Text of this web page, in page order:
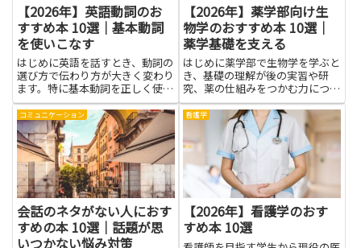
【2026年】英語動詞のお
すすめ本 10選｜基本動詞
を使いこなす
はじめに英語を話すとき、動詞の
選び方で伝わり方が大きく変わり
ます。特に基本動詞を正しく使い
こなす力は、会話の土台になりま
す。この記事では、英語動詞の理
解を深め、日常の場面で役立つコ
ツをやさしく紹介します。まずは
身近な場面を想定して、動詞の
意...
【2026年】薬学部向け生
物学のおすすめ本 10選｜
薬学基礎を支える
はじめに薬学部で生物学を学ぶと
き、基礎の理解が後の実習や研
究、薬の仕組みをつかむ力につな
がります。ここで紹介する本は、
薬学部向け生物学の学習を支える
ために、難しくなりがちな分野を
やさしく読み解く入り口をそろえ
ています。生物の基本となる細胞
の...
コミュニケーション
会話のネタがない人におす
すめの本 10選｜話題が思
いつかない悩み対策
看護学
【2026年】看護学のおす
すめ本 10選